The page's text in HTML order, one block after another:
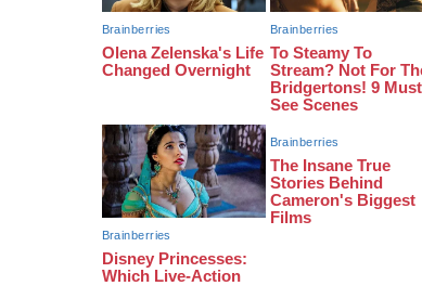
директора Мокрокалигірського
психоневрологічного інтернату
Уманські міграційники видворили з
країни грузина, який відсидів
термін у колонії